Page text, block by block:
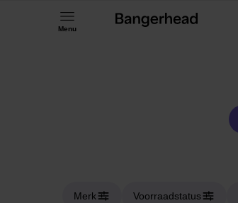
Menu
Merk Voorraadstatus